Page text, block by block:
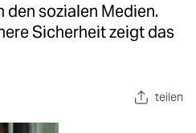
den sozialen Medien.
Sicherheit zeigt das
teilen